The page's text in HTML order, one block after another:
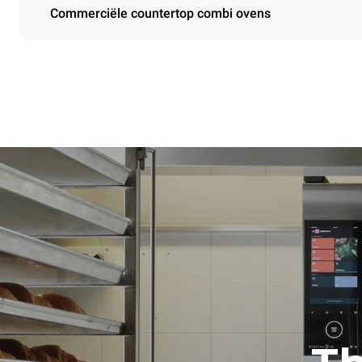
Commerciële countertop combi ovens
178 kg
Roosterspecificaties Number of
Power supply Voltage
380-415V
Stekkertype